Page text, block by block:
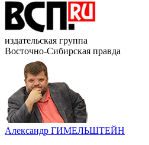
издательская группа
Восточно-Сибирская правда
Александр ГИМЕЛЬШТЕЙН